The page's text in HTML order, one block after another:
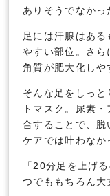
ありそうでなかっ
足には汗腺はあ
やすい部位。さら
角質が肥大化しや
そんな足をしっ
トマスク。尿素
合することで、
ケアでは叶わなか
「20分足を上げ
つでももちろん大